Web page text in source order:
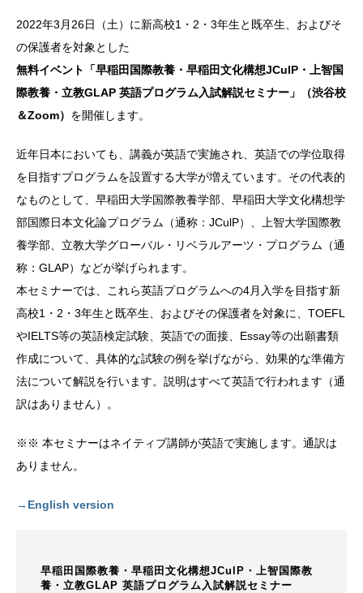
2022年3月26日（土）に新高校1・2・3年生と既卒生、およびそ
の保護者を対象とした
無料イベント「早稲田国際教養・早稲田文化構想JCulP・上智国
際教養・立教GLAP 英語プログラム入試解説セミナー」（渋谷校
＆Zoom） を開催します。
近年日本においても、講義が英語で実施され、英語での学位取得
を目指すプログラムを設置する大学が増えています。その代表的
なものとして、早稲田大学国際教養学部、早稲田大学文化構想学
部国際日本文化論プログラム（通称：JCulP）、上智大学国際教
養学部、立教大学グローバル・リベラルアーツ・プログラム（通
称：GLAP）などが挙げられます。
本セミナーでは、これら英語プログラムへの4月入学を目指す新
高校1・2・3年生と既卒生、およびその保護者を対象に、TOEFL
やIELTS等の英語検定試験、英語での面接、Essay等の出願書類
作成について、具体的な試験の例を挙げながら、効果的な準備方
法について解説を行います。説明はすべて英語で行われます（通
訳はありません）。
※※ 本セミナーはネイティブ講師が英語で実施します。通訳は
ありません。
→English version
早稲田国際教養・早稲田文化構想JCulP・上智国際教
養・立教GLAP 英語プログラム入試解説セミナー